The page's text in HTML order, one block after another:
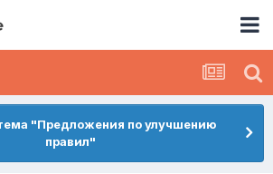
"Предложения по улучшению
правил"